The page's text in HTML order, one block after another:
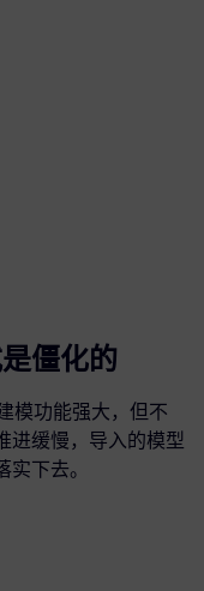
僵化的
模功能强大，但不
进缓慢，导入的模型
下去。